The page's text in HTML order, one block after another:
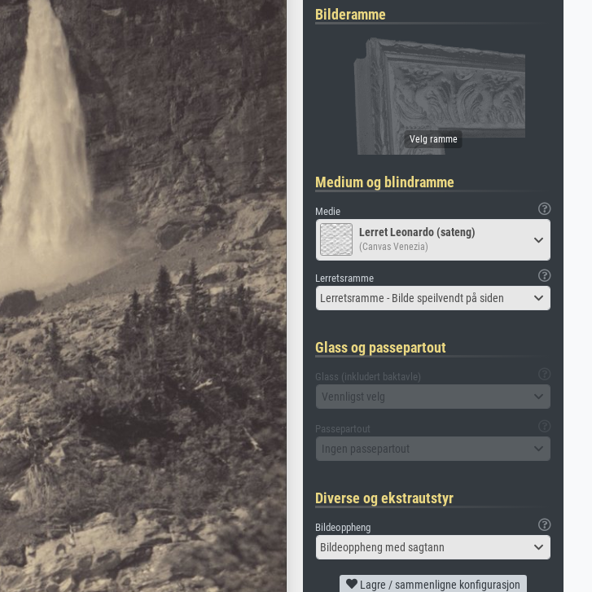
Bilderamme
Medium og blindramme
Medie
Lerret Leonardo (sateng)
(Canvas Venezia)
Lerretsramme
Lerretsramme - Bilde speilvendt på siden
Glass og passepartout
Glass (inkludert baktavle)
Vennligst velg
Passepartout
Ingen passepartout
Diverse og ekstrautstyr
Bildeoppheng
Bildeoppheng med sagtann
Lagre / sammenligne konfigurasjon